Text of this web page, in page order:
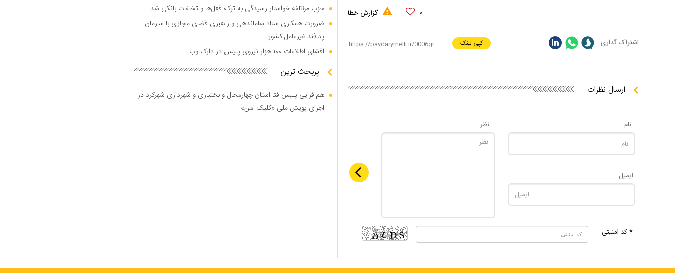
۰ گزارش خطا
اشتراک گذاری کپی لینک
ارسال نظرات
نام
ایمیل
نظر
* کد امنیتی
حزب مؤتلفه خواستار رسیدگی به ترک فعل‌ها و تخلفات بانکی شد
ضرورت همکاری ستاد ساماندهی و راهبری فضای مجازی با سازمان
پدافند غیرعامل کشور
افشای اطلاعات ۱۰۰ هزار نیروی پلیس در دارک وب
پربحث ترین
هم‌افزایی پلیس فتا استان چهارمحال و بختیاری و شهرداری شهرکرد در
اجرای پویش ملی «کلیک امن»